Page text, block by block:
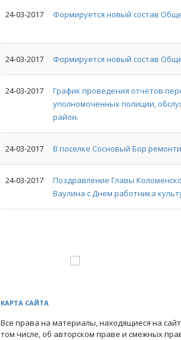
24-03-2017 Формируется новый состав
24-03-2017 Формируется новый состав
24-03-2017
График проведения отчетов
уполномоченных полиции,
район.
24-03-2017 В поселке Сосновый Бор
24-03-2017
Поздравление Главы
Ваулина с Днем работника
КАРТА САЙТА
Все права на материалы, находящиеся на
том числе, об авторском праве и смежных